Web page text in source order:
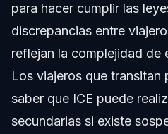
para hacer cumplir las
discrepancias entre
reflejan la complejidad de
Los viajeros que transitan
saber que ICE puede
secundarias si existe